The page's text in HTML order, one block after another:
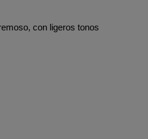
con ligeros tonos